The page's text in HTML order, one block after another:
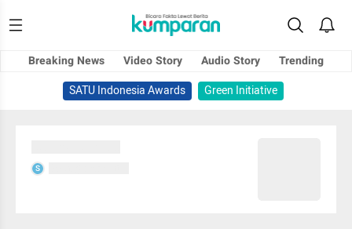
Breaking News Video Story Audio Story
Trending
SATU Indonesia Awards
Green Initiative
S